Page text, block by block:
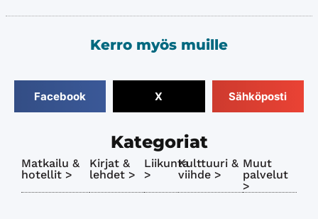
Kerro myös muille
Facebook X Sähköposti
Kategoriat
Matkailu &
hotellit >
Kirjat &
lehdet >
Liikunta
>
Kulttuuri &
viihde >
Muut
palvelut
>